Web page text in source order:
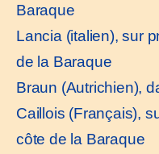
Baraque
Lancia (italien), sur
de la Baraque
Braun (Autrichien),
Caillois (Français),
côte de la Baraque